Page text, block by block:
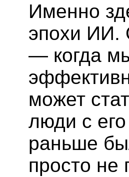
Именно
эпохи ИИ.
— когда
может
люди с
раньше
просто не